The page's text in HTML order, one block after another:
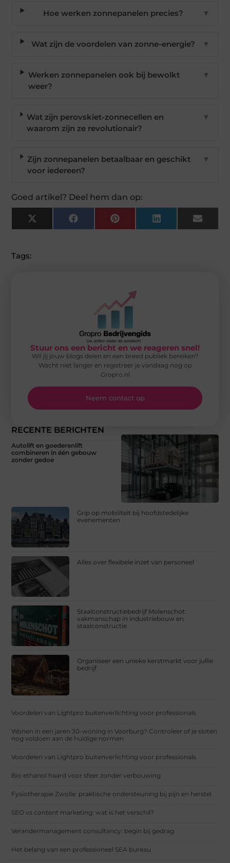
Hoe werken zonnepanelen precies? ▼
Wat zijn de voordelen van zonne-energie? ▼
Werken zonnepanelen ook bij bewolkt
weer?
▼
Wat zijn perovskiet-zonnecellen en
waarom zijn ze revolutionair?
▼
Zijn zonnepanelen betaalbaar en geschikt
voor iedereen?
▼
Goed artikel? Deel hem dan op:
X
(Twitter)
FacebookPinterest LinkedIn Email
Tags:
RECENTE BERICHTEN
Autolift en goederenlift
combineren in één gebouw
zonder gedoe
Grip op mobiliteit bij hoofdstedelijke
evenementen
Alles over flexibele inzet van personeel
Staalconstructiebedrijf Molenschot:
vakmanschap in industriebouw en
staalconstructie
Organiseer een unieke kerstmarkt voor jullie
bedrijf
Voordelen van Lightpro buitenverlichting voor professionals
Wonen in een jaren 30-woning in Voorburg? Controleer of je sloten
nog voldoen aan de huidige normen
Voordelen van Lightpro buitenverlichting voor professionals
Bio ethanol haard voor sfeer zonder verbouwing
Fysiotherapie Zwolle: praktische ondersteuning bij pijn en herstel
SEO vs content marketing: wat is het verschil?
Verandermanagement consultancy: begin bij gedrag
Het belang van een professioneel SEA bureau
Stuur ons een bericht en we reageren snel!
Wil jij jouw blogs delen en een breed publiek bereiken?
Wacht niet langer en registreer je vandaag nog op
Gropro.nl
Neem contact op